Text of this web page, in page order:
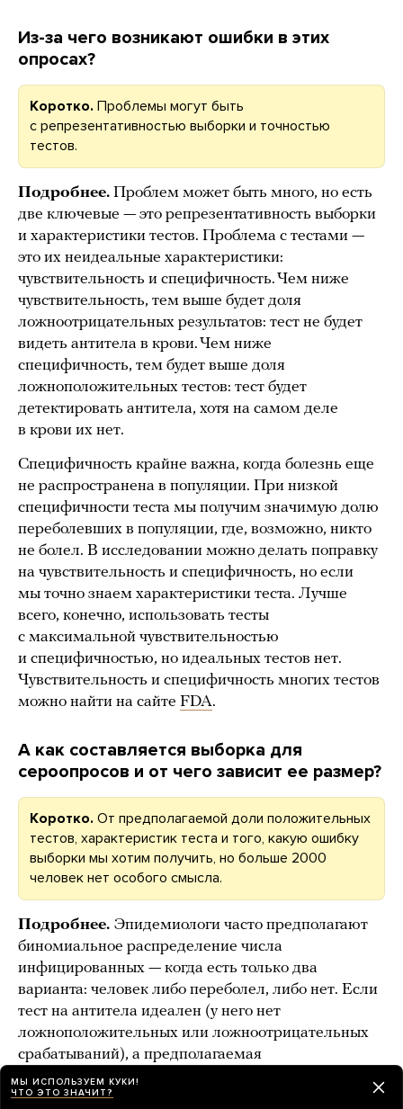
Из-за чего возникают ошибки в этих
опросах?
Коротко. Проблемы могут быть
с репрезентативностью выборки и точностью
тестов.
Подробнее. Проблем может быть много, но есть
две ключевые — это репрезентативность выборки
и характеристики тестов. Проблема с тестами —
это их неидеальные характеристики:
чувствительность и специфичность. Чем ниже
чувствительность, тем выше будет доля
ложноотрицательных результатов: тест не будет
видеть антитела в крови. Чем ниже
специфичность, тем будет выше доля
ложноположительных тестов: тест будет
детектировать антитела, хотя на самом деле
в крови их нет.
Специфичность крайне важна, когда болезнь еще
не распространена в популяции. При низкой
специфичности теста мы получим значимую долю
переболевших в популяции, где, возможно, никто
не болел. В исследовании можно делать поправку
на чувствительность и специфичность, но если
мы точно знаем характеристики теста. Лучше
всего, конечно, использовать тесты
с максимальной чувствительностью
и специфичностью, но идеальных тестов нет.
Чувствительность и специфичность многих тестов
можно найти на сайте FDA.
А как составляется выборка для
сероопросов и от чего зависит ее размер?
Коротко. От предполагаемой доли положительных
тестов, характеристик теста и того, какую ошибку
выборки мы хотим получить, но больше 2000
человек нет особого смысла.
Подробнее. Эпидемиологи часто предполагают
биномиальное распределение числа
инфицированных — когда есть только два
варианта: человек либо переболел, либо нет. Если
тест на антитела идеален (у него нет
ложноположительных или ложноотрицательных
срабатываний), а предполагаемая
распространенность заболевания составляет 50%,
то существует простая эвристика: размер выборки
МЫ ИСПОЛЬЗУЕМ КУКИ!
ЧТО ЭТО ЗНАЧИТ?